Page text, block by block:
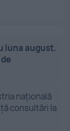
luna august.
națională
consultări la